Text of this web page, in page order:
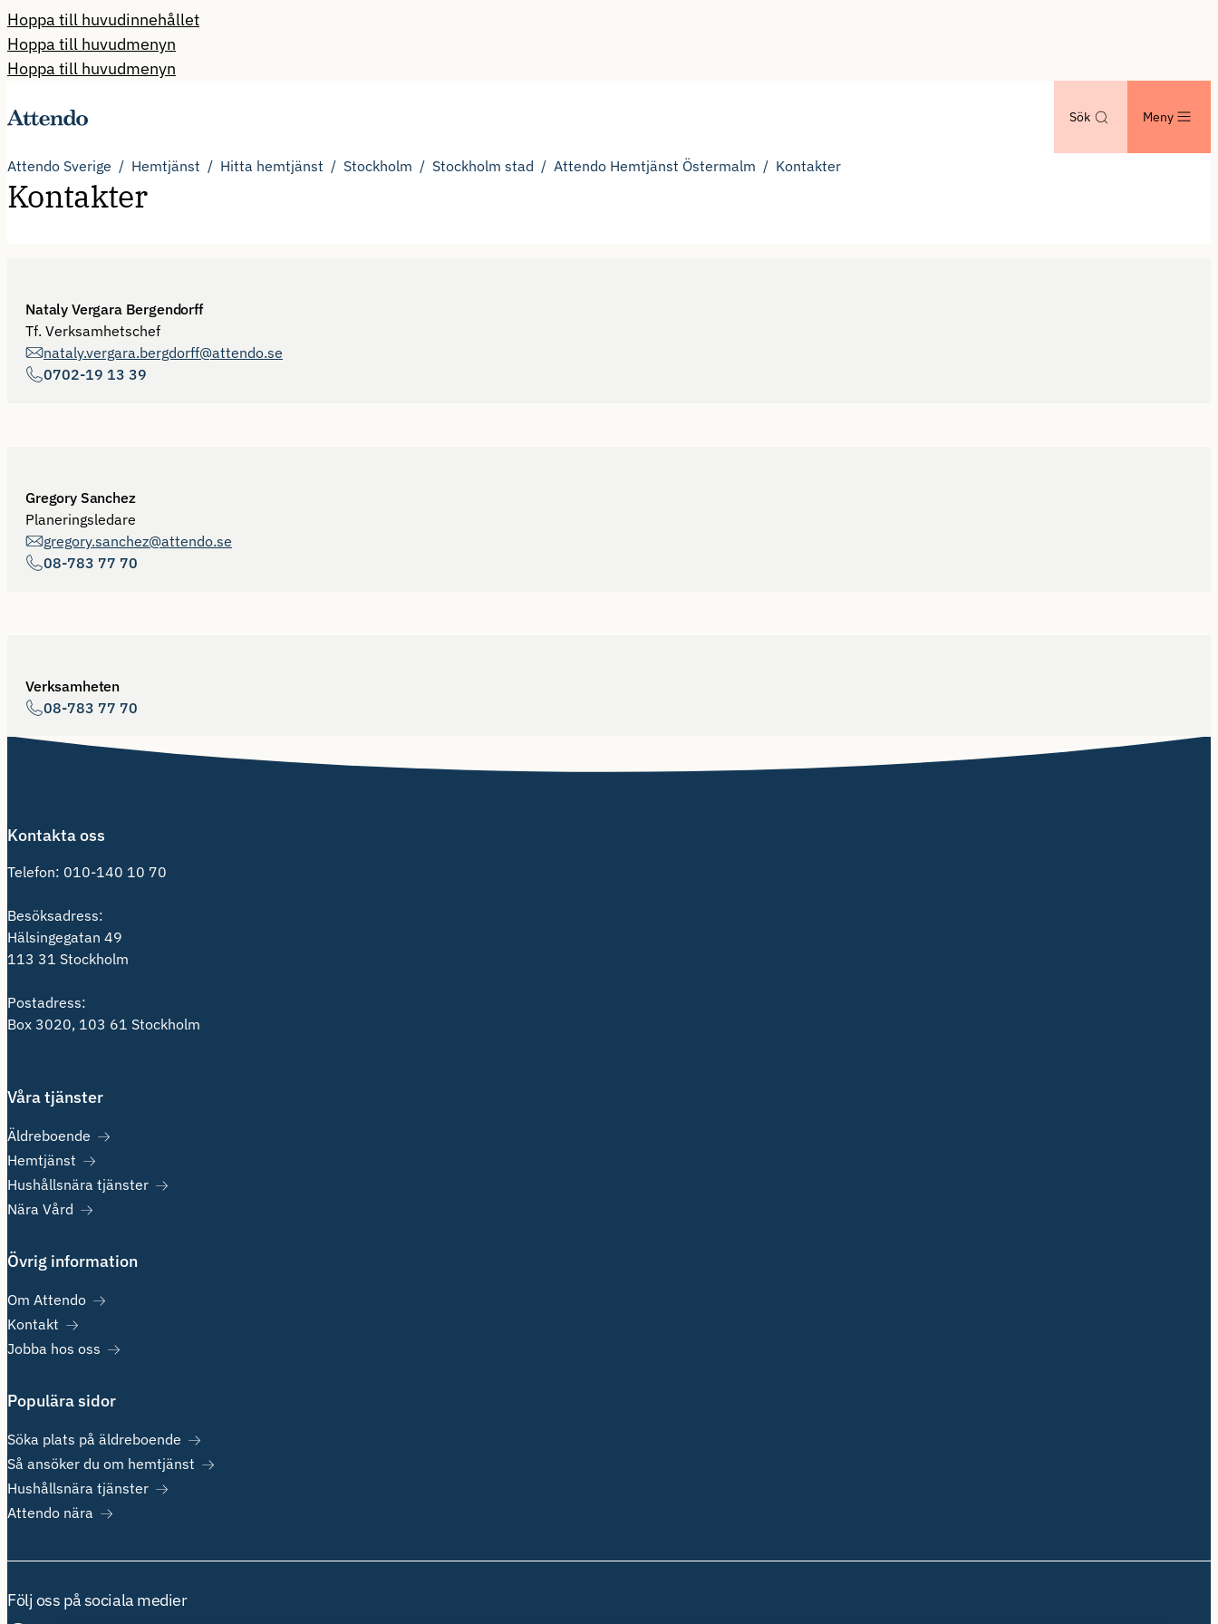
Hoppa till huvudinnehållet
Hoppa till huvudmenyn
Hoppa till huvudmenyn
Sök Meny
Attendo Sverige Hemtjänst Hitta hemtjänst Stockholm Stockholm stad Attendo Hemtjänst Östermalm Kontakter
Kontakter
Nataly Vergara Bergendorff
Tf. Verksamhetschef
nataly.vergara.bergdorff@attendo.se
0702-19 13 39
Gregory Sanchez
Planeringsledare
gregory.sanchez@attendo.se
08-783 77 70
Verksamheten
08-783 77 70
Kontakta oss
Telefon: 010-140 10 70
Besöksadress:
Hälsingegatan 49
113 31 Stockholm
Postadress:
Box 3020, 103 61 Stockholm
Våra tjänster
Äldreboende
Hemtjänst
Hushållsnära tjänster
Nära Vård
Övrig information
Om Attendo
Kontakt
Jobba hos oss
Populära sidor
Söka plats på äldreboende
Så ansöker du om hemtjänst
Hushållsnära tjänster
Attendo nära
Följ oss på sociala medier